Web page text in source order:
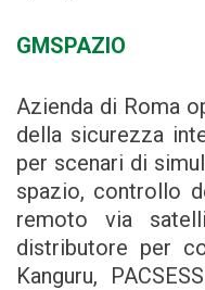
GMSPAZIO
Azienda di Roma
della sicurezza
per scenari di
spazio, controllo
remoto via
distributore per
Kanguru,